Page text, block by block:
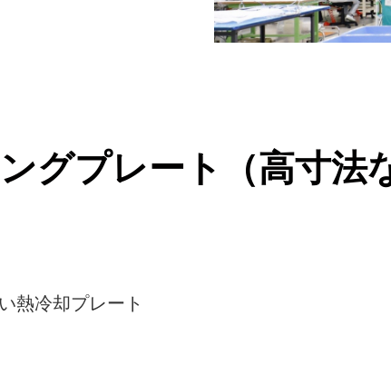
グプレート（高寸法
熱冷却プレート